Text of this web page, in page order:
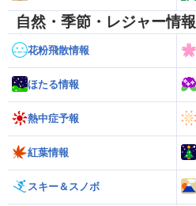
自然・季節・レジャー情報
花粉飛散情報
ほたる情報
熱中症予報
紅葉情報
スキー＆スノボ